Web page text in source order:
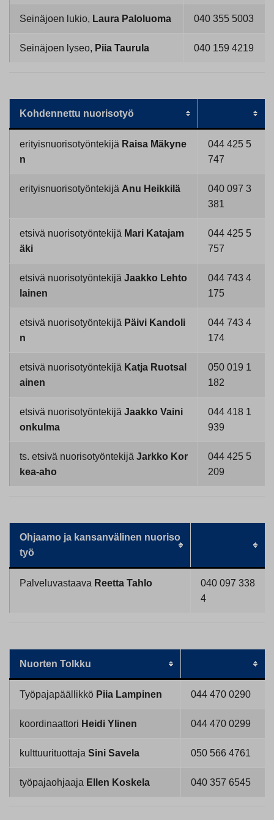
Seinäjoen lukio, Laura Paloluoma 040 355 5003
Seinäjoen lyseo, Piia Taurula 040 159 4219
Kohdennettu nuorisotyö
erityisnuorisotyöntekijä Raisa Mäkyne
n
044 425 5
747
erityisnuorisotyöntekijä Anu Heikkilä
040 097 3
381
etsivä nuorisotyöntekijä Mari Katajam
äki
044 425 5
757
etsivä nuorisotyöntekijä Jaakko Lehto
lainen
044 743 4
175
etsivä nuorisotyöntekijä Päivi Kandoli
n
044 743 4
174
etsivä nuorisotyöntekijä Katja Ruotsal
ainen
050 019 1
182
etsivä nuorisotyöntekijä Jaakko Vaini
onkulma
044 418 1
939
ts. etsivä nuorisotyöntekijä Jarkko Kor
kea-aho
044 425 5
209
Ohjaamo ja kansanvälinen nuoriso
työ
Palveluvastaava Reetta Tahlo
040 097 338
4
Nuorten Tolkku
Työpajapäällikkö Piia Lampinen 044 470 0290
koordinaattori Heidi Ylinen 044 470 0299
kulttuurituottaja Sini Savela 050 566 4761
työpajaohjaaja Ellen Koskela 040 357 6545